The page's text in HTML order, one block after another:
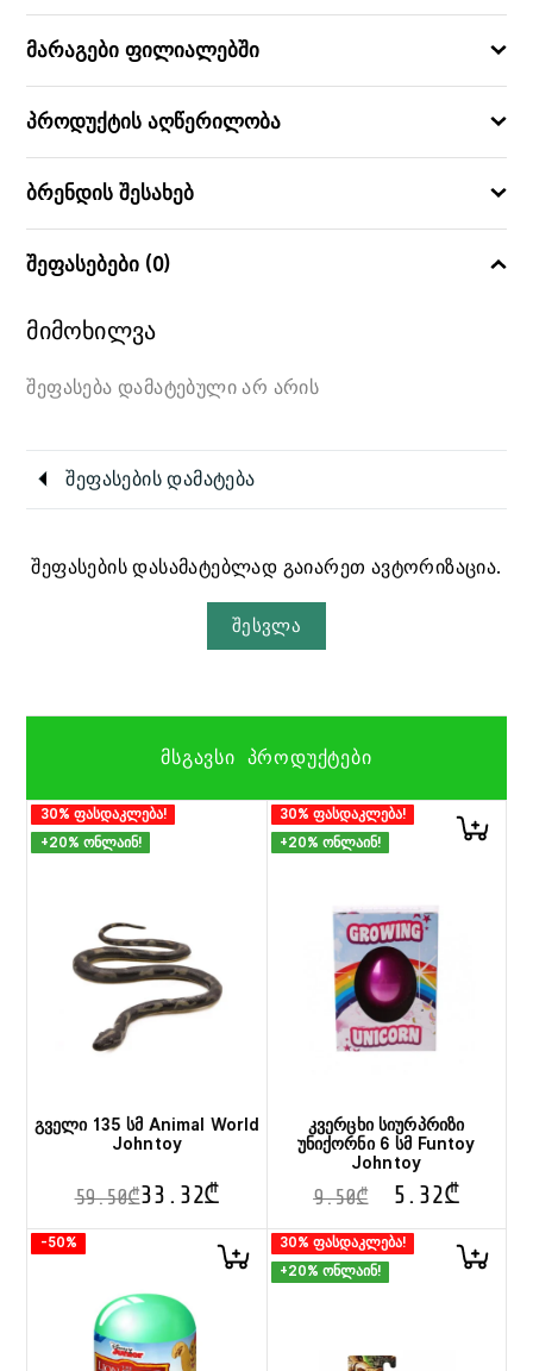
მარაგები ფილიალებში
პროდუქტის აღწერილობა
ბრენდის შესახებ
შეფასებები (0)
მიმოხილვა
შეფასება დამატებული არ არის
შეფასების დამატება
შეფასების დასამატებლად გაიარეთ ავტორიზაცია.
შესვლა
ᲛᲡᲒᲐᲕᲡᲘ ᲞᲠᲝᲓᲣᲥᲢᲔᲑᲘ
30% ფასდაკლება!
+20% ონლაინ!
გველი 135 სმ Animal World
Johntoy
59.50₾33.32₾
This
multiple
variants.
The
options
30% ფასდაკლება!
+20% ონლაინ!
კვერცხი სიურპრიზი
უნიქორნი 6 სმ Funtoy
Johntoy
9.50₾ 5.32₾
-50%
30% ფასდაკლება!
+20% ონლაინ!